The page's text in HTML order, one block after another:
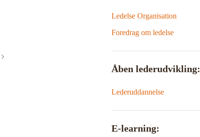
Ledelse Organisation
Foredrag om ledelse
Åben lederudvikling:
Lederuddannelse
E-learning: